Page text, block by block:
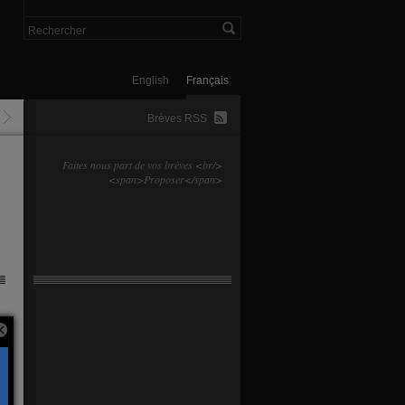
Français
English
Brèves RSS
Faites nous part de vos brèves <br/>
<span>Proposer</span>